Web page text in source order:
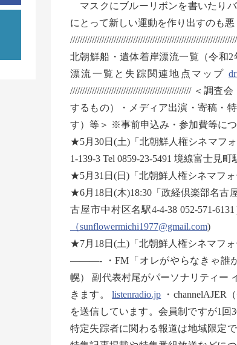
マスクにブルーリボンを書いたり
にとって新しい運動を作り出すのも悪
北朝鮮船・遺体着岸漂流一覧（令和
漂流一覧と失踪関連地点マップ
////////////////////////////////////////////////// ＜調
するもの）・メディア出演・寄稿・
す）等＞ ※事前申込み・参加費等に
★5月30日(土)「北朝鮮人権シネマフ
1-139-3 Tel 0859-23-5491 境線富士見
★5月31日(日)「北朝鮮人権シネマフ
★6月18日(木)18:30「政経倶楽部名
古屋市中村区名駅4-4-38 052-571-
（sunflowermichi1977@gmail.com)
★7月18日(土)「北朝鮮人権シネマフ
———- ・FM「オレがやらなきゃ誰が
幌） 副代表村尾がパーソナリティー
きます。listenradio.jp ・
を送信しています。会員制ですが1
特定失踪者に関わる報道は地域限定